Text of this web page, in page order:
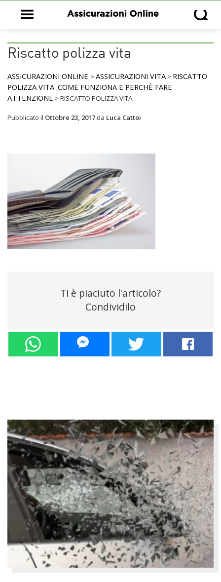
Open main menu Open
Riscatto polizza vita
ASSICURAZIONI ONLINE >ASSICURAZIONI VITA > RISCATTO
POLIZZA VITA: COME FUNZIONA E PERCHÈ FARE
ATTENZIONE >RISCATTO POLIZZA VITA
Pubblicato il Ottobre 23, 2017 da Luca Cattoi
Ti è piaciuto l'articolo?
Condividilo